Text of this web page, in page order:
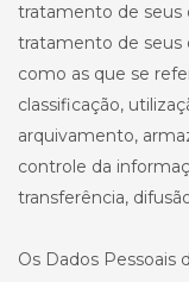
tratamento de seus
tratamento de seus
como as que se
classificação,
arquivamento,
controle da
transferência,
Os Dados Pessoais